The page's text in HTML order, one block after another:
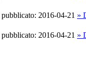
pubblicato: 2016-04-21 »
pubblicato: 2016-04-21 »